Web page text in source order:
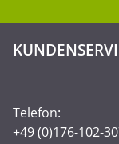
Telefon:
+49 (0)176-102-